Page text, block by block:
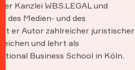
Kanzlei WBS.LEGAL und
des Medien- und des
er Autor zahlreicher juristischer
und lehrt als
Business School in Köln.